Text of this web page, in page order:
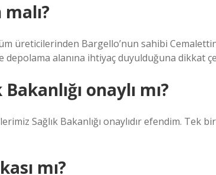
üreticilerinden Bargello’nun sahibi Cemalettin
depolama alanına ihtiyaç duyulduğuna dikkat
onaylı mı?
Sağlık Bakanlığı onaylıdır efendim. Tek
mı?